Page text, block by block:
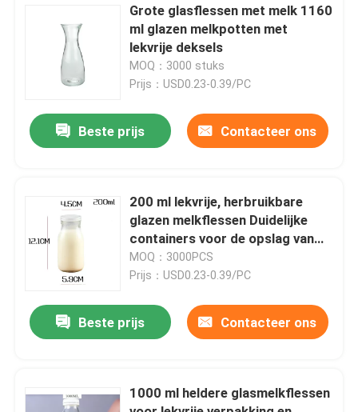
Over ons
Kwaliteitscontrole
Neem contact met ons op
Vraag een offerte
lege glaspotten
De Flessen van de glasverspreider
Grote glasflessen met melk 1160
ml glazen melkpotten met
lekvrije deksels
MOQ：3000 stuks
Prijs：USD0.23-0.39/PC
Beste prijs Contacteer ons
200 ml lekvrije, herbruikbare
glazen melkflessen Duidelijke
containers voor de opslag van
verse zuivelproducten
MOQ：3000PCS
Prijs：USD0.23-0.39/PC
Beste prijs Contacteer ons
1000 ml heldere glasmelkflessen